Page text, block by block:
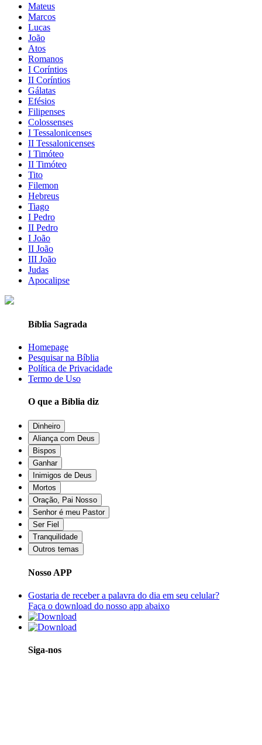
Mateus
Marcos
Lucas
João
Atos
Romanos
I Coríntios
II Coríntios
Gálatas
Efésios
Filipenses
Colossenses
I Tessalonicenses
II Tessalonicenses
I Timóteo
II Timóteo
Tito
Filemon
Hebreus
Tiago
I Pedro
II Pedro
I João
II João
III João
Judas
Apocalipse
Bíblia Sagrada
Homepage
Pesquisar na Bíblia
Política de Privacidade
Termo de Uso
O que a Bíblia diz
Dinheiro
Aliança com Deus
Bispos
Ganhar
Inimigos de Deus
Mortos
Oração, Pai Nosso
Senhor é meu Pastor
Ser Fiel
Tranquilidade
Outros temas
Nosso APP
Gostaria de receber a palavra do dia em seu celular?
Faça o download do nosso app abaixo
Siga-nos